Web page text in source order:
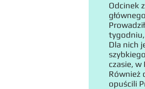
Odcinek
Dla nich
czasie, w
Również
opuścili